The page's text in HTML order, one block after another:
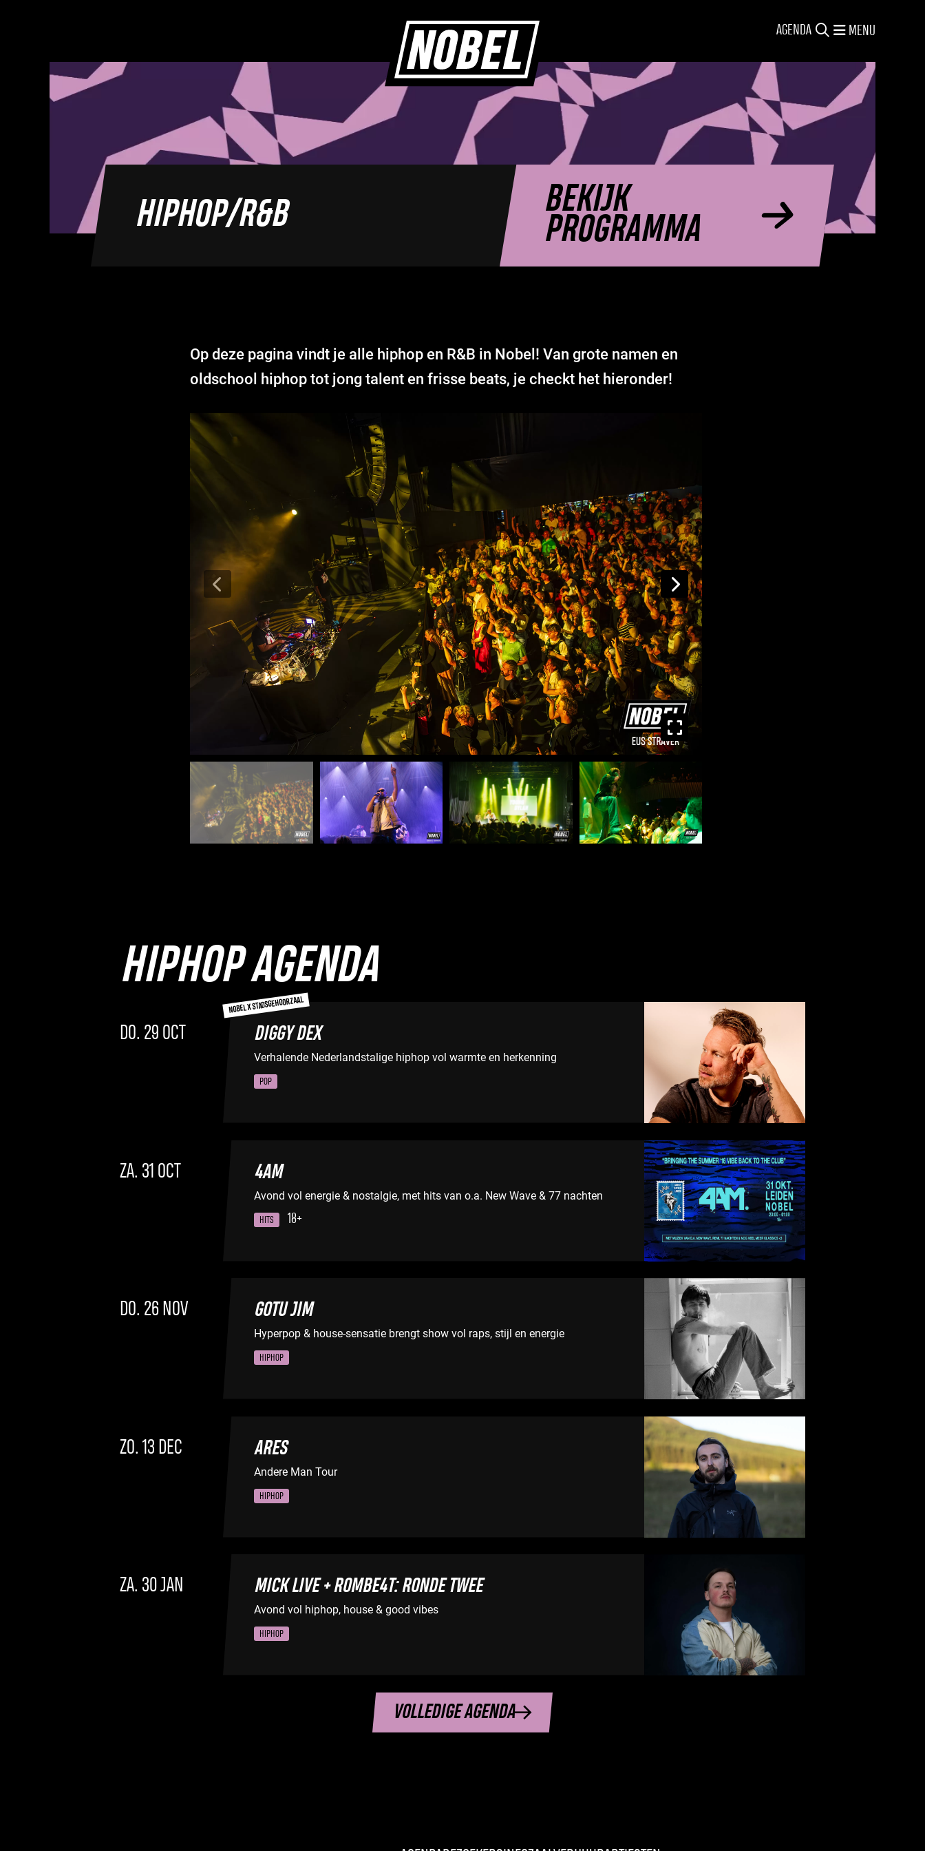
AGENDA MENU
HIPHOP/R&B
BEKIJK
PROGRAMMA
Op deze pagina vindt je alle hiphop en R&B in Nobel! Van grote namen en
oldschool hiphop tot jong talent en frisse beats, je checkt het hieronder!
HIPHOP AGENDA
DO. 29 OCT
NOBEL X STADSGEHOORZAAL
DIGGY DEX
Verhalende Nederlandstalige hiphop vol warmte en herkenning
POP
ZA. 31 OCT 4AM
Avond vol energie & nostalgie, met hits van o.a. New Wave & 77 nachten
HITS 18+
DO. 26 NOV GOTU JIM
Hyperpop & house-sensatie brengt show vol raps, stijl en energie
HIPHOP
ZO. 13 DEC ARES
Andere Man Tour
HIPHOP
ZA. 30 JAN MICK LIVE + ROMBE4T: RONDE TWEE
Avond vol hiphop, house & good vibes
HIPHOP
VOLLEDIGE AGENDA